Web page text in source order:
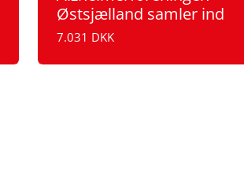
Østsjælland samler ind
7.031 DKK